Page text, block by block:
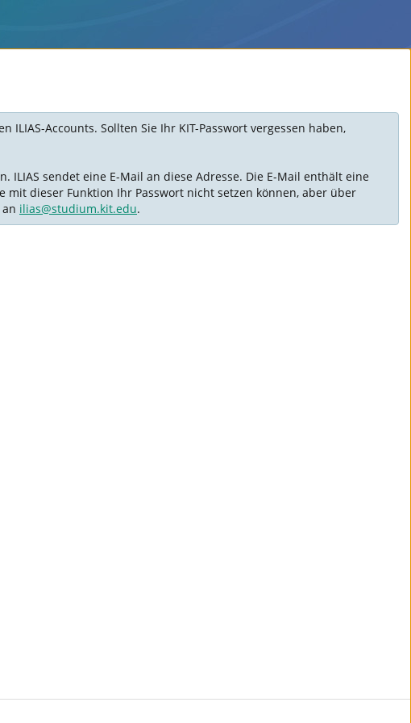
ILIAS-Accounts. Sollten Sie Ihr KIT-Passwort vergessen haben,
ILIAS sendet eine E-Mail an diese Adresse. Die E-Mail enthält eine
mit dieser Funktion Ihr Passwort nicht setzen können, aber über
ilias@studium.kit.edu.